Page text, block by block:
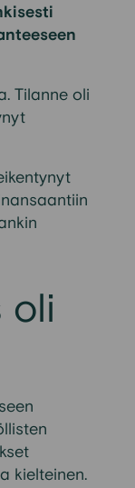
Tilanne oli
oli
kielteinen.